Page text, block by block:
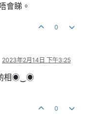
會睇。
0
2023年2月14日 下午3:25
啲相◉‿◉
0